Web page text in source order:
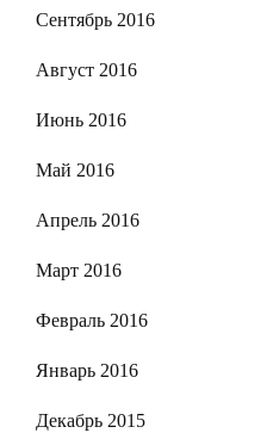
Сентябрь 2016
Август 2016
Июнь 2016
Май 2016
Апрель 2016
Март 2016
Февраль 2016
Январь 2016
Декабрь 2015